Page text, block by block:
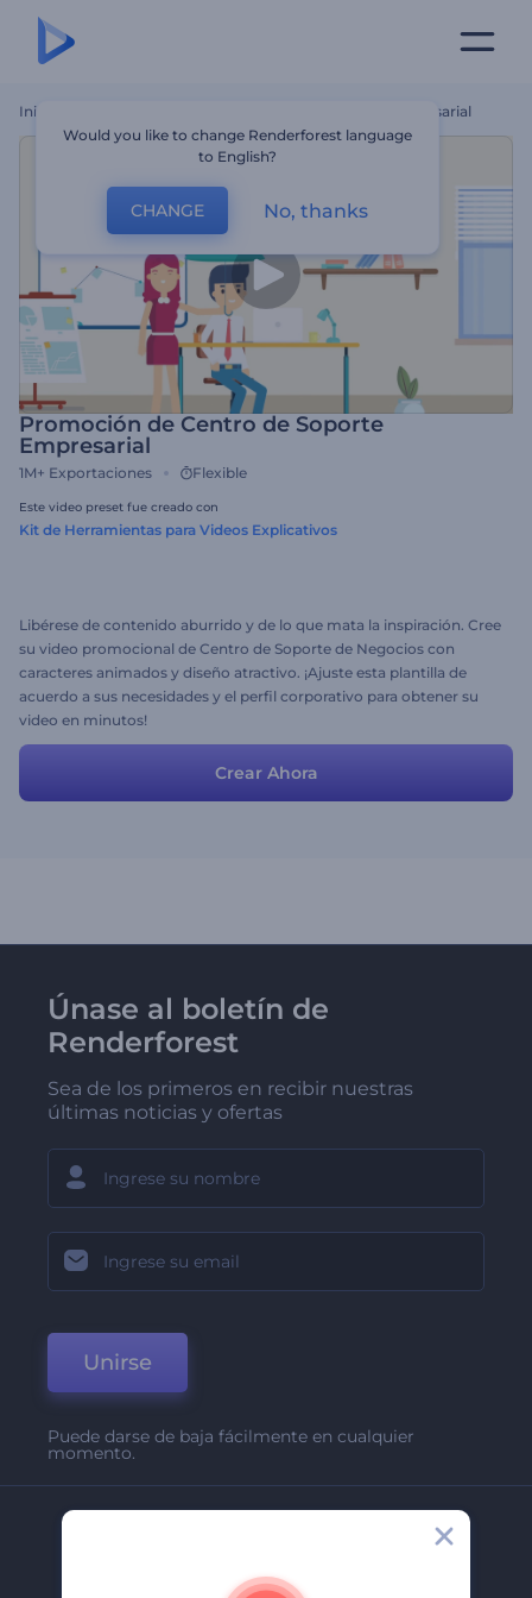
Inicio Promoción De Centro De Soporte Empresarial
Promoción de Centro de Soporte
Empresarial
1M+ Exportaciones Flexible
Este video preset fue creado con
Kit de Herramientas para Videos Explicativos
Libérese de contenido aburrido y de lo que mata la inspiración. Cree
su video promocional de Centro de Soporte de Negocios con
caracteres animados y diseño atractivo. ¡Ajuste esta plantilla de
acuerdo a sus necesidades y el perfil corporativo para obtener su
video en minutos!
Crear Ahora
Únase al boletín de
Renderforest
Sea de los primeros en recibir nuestras
últimas noticias y ofertas
Unirse
Puede darse de baja fácilmente en cualquier
momento.
Would you like to change Renderforest language
to English?
CHANGE No, thanks